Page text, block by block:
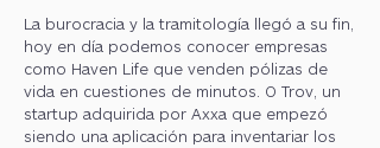
La burocracia y la tramitología llegó a su fin,
hoy en día podemos conocer empresas
como Haven Life que venden pólizas de
vida en cuestiones de minutos. O Trov, un
startup adquirida por Axxa que empezó
siendo una aplicación para inventariar los